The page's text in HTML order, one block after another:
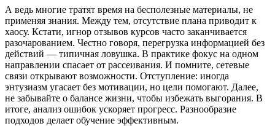
А ведь многие тратят время на бесполезные материалы, не
применяя знания. Между тем, отсутствие плана приводит к
хаосу. Кстати, игнор отзывов курсов часто заканчивается
разочарованием. Честно говоря, перегрузка информацией без
действий — типичная ловушка. В практике фокус на одном
направлении спасает от рассеивания. И помните, сетевые
связи открывают возможности. Отступление: иногда
энтузиазм угасает без мотивации, но цели помогают. Далее,
не забывайте о балансе жизни, чтобы избежать выгорания. В
итоге, анализ ошибок ускоряет прогресс. Разнообразие
подходов делает обучение эффективным.